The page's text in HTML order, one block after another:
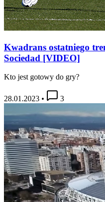
Kwadrans ostatniego
Sociedad [VIDEO]
Kto jest gotowy do gry?
28.01.2023 • 3